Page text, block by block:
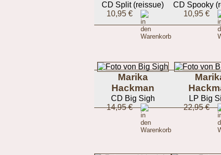
CD Split (reissue)
10,95 €
CD Spooky
10,95 €
Marika
Hackman
CD Big Sigh
14,95 €
LP Big
22,95 €